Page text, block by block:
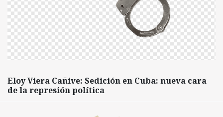
Eloy Viera Cañive: Sedición en Cuba: nueva cara
de la represión política